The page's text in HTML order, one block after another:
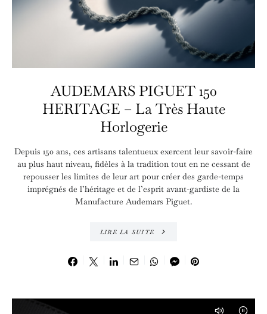
AUDEMARS PIGUET 150
HERITAGE – La Très Haute
Horlogerie
Depuis 150 ans, ces artisans talentueux exercent leur savoir-faire
au plus haut niveau, fidèles à la tradition tout en ne cessant de
repousser les limites de leur art pour créer des garde-temps
imprégnés de l’héritage et de l’esprit avant-gardiste de la
Manufacture Audemars Piguet.
LIRE LA SUITE